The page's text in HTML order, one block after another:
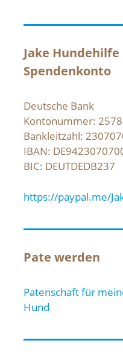
Jake Hundehilfe
Spendenkonto
Deutsche Bank
Kontonummer:
Bankleitzahl:
IBAN:
BIC: DEUTDEDB237
https://paypal.me/
Pate werden
Patenschaft für
Hund